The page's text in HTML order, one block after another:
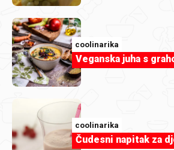
coolinarika
Veganska juha s
coolinarika
Čudesni napitak za